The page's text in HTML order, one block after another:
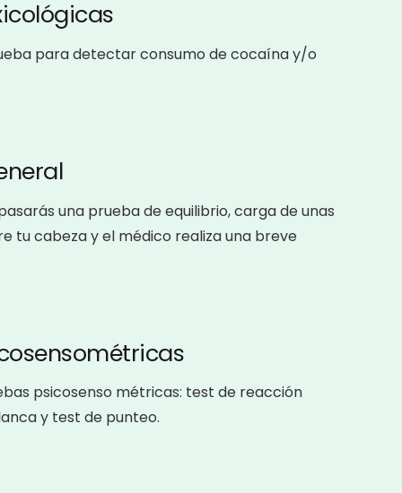
para detectar consumo de cocaína y/o
una prueba de equilibrio, carga de unas
tu cabeza y el médico realiza una breve
psicosenso métricas: test de reacción
y test de punteo.